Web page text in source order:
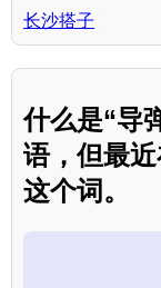
长沙搭子
什么是“导
语，但最
这个词。